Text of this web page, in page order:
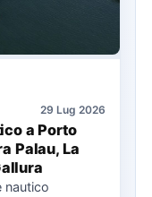
29 Lug 2026
a Porto
Palau, La
nautico